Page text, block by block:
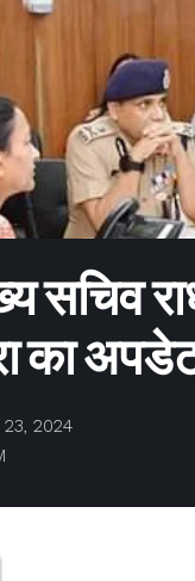
का
2024